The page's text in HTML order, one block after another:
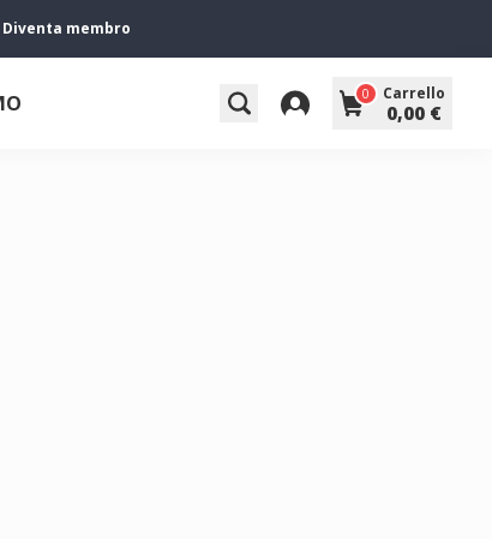
membro
0 Carrello
0,00 €